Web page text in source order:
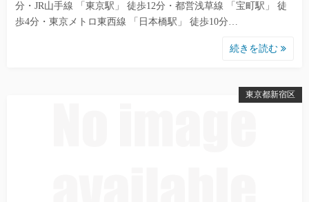
分・JR山手線 「東京駅」 徒歩12分・都営浅草線 「宝町駅」 徒
歩4分・東京メトロ東西線 「日本橋駅」 徒歩10分…
続きを読む
東京都新宿区